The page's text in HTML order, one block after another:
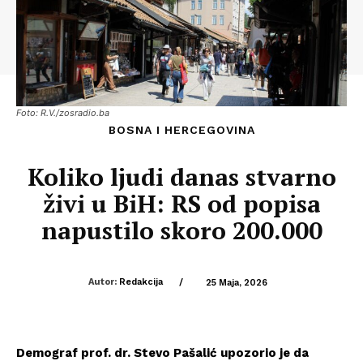
Foto: R.V./zosradio.ba
BOSNA I HERCEGOVINA
Koliko ljudi danas stvarno
živi u BiH: RS od popisa
napustilo skoro 200.000
Autor: Redakcija / 25 Maja, 2026
Demograf prof. dr. Stevo Pašalić upozorio je da